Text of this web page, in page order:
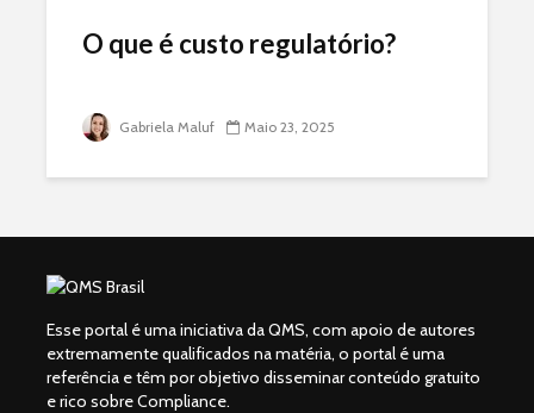
O que é custo regulatório?
Gabriela Maluf Maio 23, 2025
Esse portal é uma iniciativa da QMS, com apoio de autores
extremamente qualificados na matéria, o portal é uma
referência e têm por objetivo disseminar conteúdo gratuito
e rico sobre Compliance.